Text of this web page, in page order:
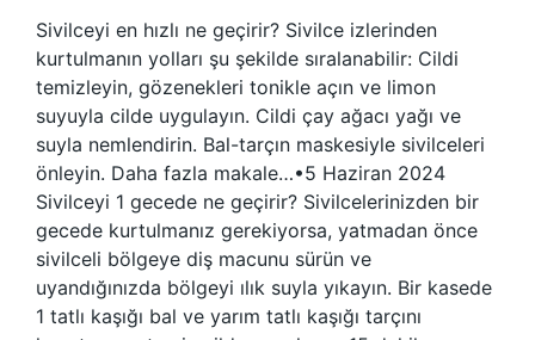
Sivilceyi en hızlı ne geçirir? Sivilce izlerinden
kurtulmanın yolları şu şekilde sıralanabilir: Cildi
temizleyin, gözenekleri tonikle açın ve limon
suyuyla cilde uygulayın. Cildi çay ağacı yağı ve
suyla nemlendirin. Bal-tarçın maskesiyle sivilceleri
önleyin. Daha fazla makale…•5 Haziran 2024
Sivilceyi 1 gecede ne geçirir? Sivilcelerinizden bir
gecede kurtulmanız gerekiyorsa, yatmadan önce
sivilceli bölgeye diş macunu sürün ve
uyandığınızda bölgeyi ılık suyla yıkayın. Bir kasede
1 tatlı kaşığı bal ve yarım tatlı kaşığı tarçını